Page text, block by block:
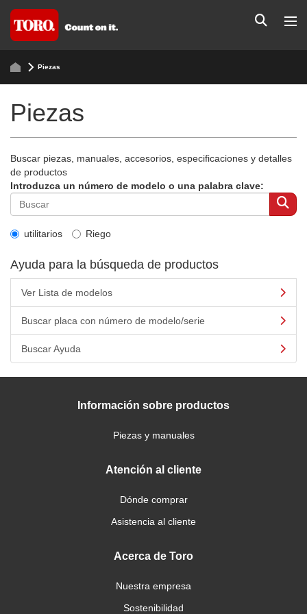
Piezas
Piezas
Buscar piezas, manuales, accesorios, especificaciones y detalles
de productos
Introduzca un número de modelo o una palabra clave:
utilitarios Riego
Ayuda para la búsqueda de productos
Ver Lista de modelos
Buscar placa con número de modelo/serie
Buscar Ayuda
Información sobre productos
Piezas y manuales
Atención al cliente
Dónde comprar
Asistencia al cliente
Acerca de Toro
Nuestra empresa
Sostenibilidad